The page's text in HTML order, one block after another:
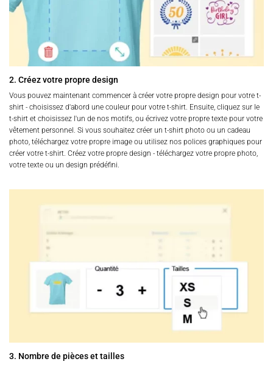
2. Créez votre propre design
Vous pouvez maintenant commencer à créer votre propre design pour votre t-
shirt - choisissez d'abord une couleur pour votre t-shirt. Ensuite, cliquez sur le
t-shirt et choisissez l'un de nos motifs, ou écrivez votre propre texte pour votre
vêtement personnel. Si vous souhaitez créer un t-shirt photo ou un cadeau
photo, téléchargez votre propre image ou utilisez nos polices graphiques pour
créer votre t-shirt. Créez votre propre design - téléchargez votre propre photo,
votre texte ou un design prédéfini.
3. Nombre de pièces et tailles